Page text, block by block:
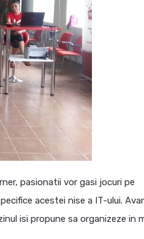
pasionatii vor gasi jocuri pe
acestei nise a IT-ului.
isi propune sa organizeze in